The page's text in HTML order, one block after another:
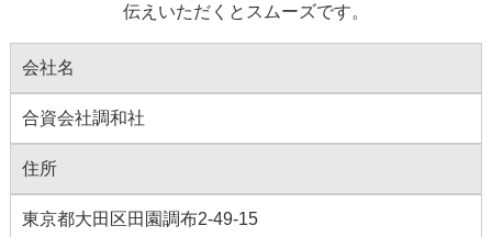
伝えいただくとスムーズです。
会社名
合資会社調和社
住所
東京都大田区田園調布2-49-15